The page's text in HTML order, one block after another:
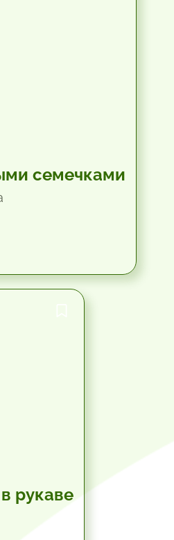
семечками
рукаве